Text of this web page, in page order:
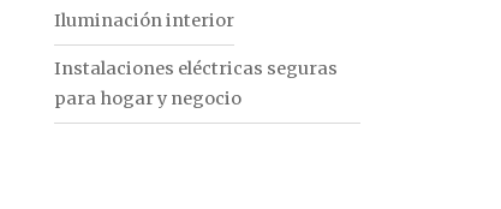
Iluminación interior
Instalaciones eléctricas seguras
para hogar y negocio